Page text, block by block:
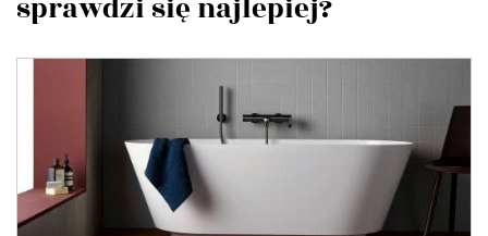
sprawdzi się najlepiej?